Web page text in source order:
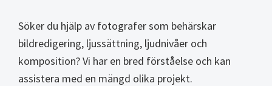
Söker du hjälp av fotografer som behärskar
bildredigering, ljussättning, ljudnivåer och
komposition? Vi har en bred förståelse och kan
assistera med en mängd olika projekt.